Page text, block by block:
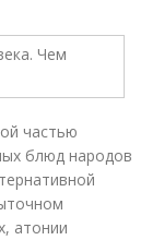
частью
блюд народов
атонии